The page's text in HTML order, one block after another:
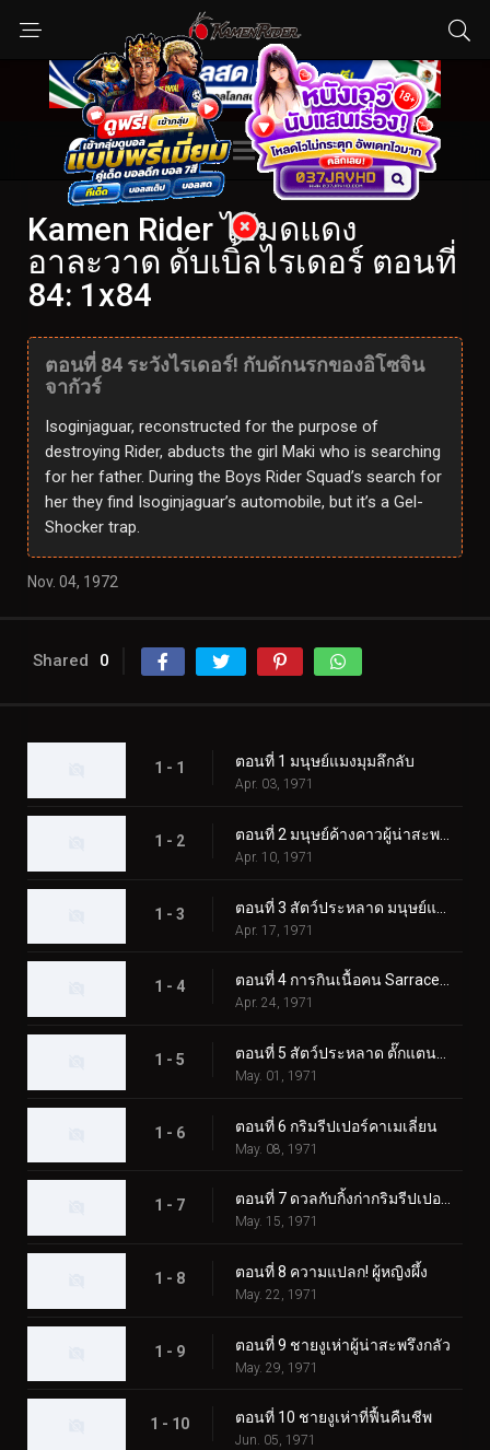
Kamen Rider ไอ้มดแดง
อาละวาด ดับเบิ้ลไรเดอร์ ตอนที่
84: 1x84
ตอนที่ 84 ระวังไรเดอร์! กับดักนรกของอิโซจิน
จากัวร์
Isoginjaguar, reconstructed for the purpose of
destroying Rider, abducts the girl Maki who is searching
for her father. During the Boys Rider Squad’s search for
her they find Isoginjaguar’s automobile, but it’s a Gel-
Shocker trap.
Nov. 04, 1972
Shared 0
1 - 1 ตอนที่ 1 มนุษย์แมงมุมลึกลับ
Apr. 03, 1971
1 - 2
Apr. 10, 1971
1 - 3
Apr. 17, 1971
1 - 4 ตอนที่ 4 การกินเนื้อคน Sarracenian
Apr. 24, 1971
1 - 5
May. 01, 1971
1 - 6 ตอนที่ 6 กริมรีปเปอร์คาเมเลี่ยน
May. 08, 1971
1 - 7 ตอนที่ 7 ดวลกับกิ้งก่ากริมรีปเปอร์! ความประทับใจในงานมหกรรมโลก
May. 15, 1971
1 - 8 ตอนที่ 8 ความแปลก! ผู้หญิงผึ้ง
May. 22, 1971
1 - 9 ตอนที่ 9 ชายงูเห่าผู้น่าสะพรึงกลัว
May. 29, 1971
1 - 10 ตอนที่ 10 ชายงูเห่าที่ฟื้นคืนชีพ
Jun. 05, 1971